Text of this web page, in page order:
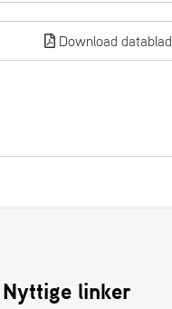
Download datablad
Nyttige linker